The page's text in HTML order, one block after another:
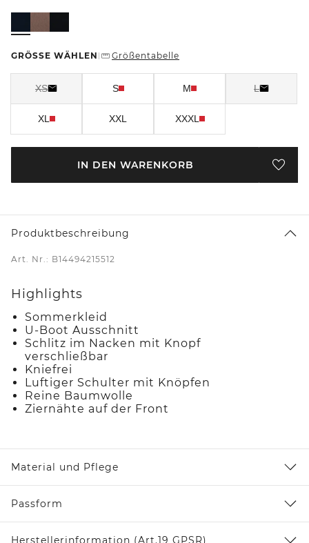
GRÖSSE WÄHLEN Größentabelle
XS S M L
XL XXL XXXL
IN DEN WARENKORB
Produktbeschreibung
Art. Nr.: B14494215512
Highlights
Sommerkleid
U-Boot Ausschnitt
Schlitz im Nacken mit Knopf
verschließbar
Kniefrei
Luftiger Schulter mit Knöpfen
Reine Baumwolle
Ziernähte auf der Front
Material und Pflege
Passform
Herstellerinformation (Art.19 GPSR)